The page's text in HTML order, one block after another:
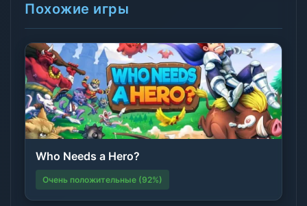
Похожие игры
Who Needs a Hero?
Очень положительные (92%)